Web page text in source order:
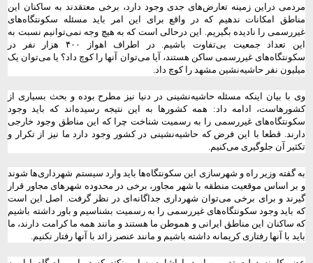
مردمی دراین زمینه تعارض‌های جدی وجود دارد، برخی معتقدند به ساکنان این
مناطق امکانات ندهیم که در واقع برای این امر باید مسئله سکونتگاه‌های
غیررسمی را نادیده بگیریم. این درحالی است که به هیچ وجه نمی‌توانیم نسبت به
این تعداد جمعیت بی‌تفاوت باشیم. در اطراف اهواز ۴۰۰ هزار نفر در
سکونتگاه‌های غیررسمی ساکن هستند، آیا می‌توان آنها را کوچ داد؟ یا می‌توان یک
میلیون نفر حاشیه‌‌نشین مشهد را کوچ داد.
وی با بیان اینکه مسئله حاشیه‌نشینی در دنیا نیز مطرح بوده و بحث بسیاری از
کشورهاست، ادامه داد: همه کشورها به این نتیجه رسیده‌اند که باید وجود
سکونتگاه‌های غیررسمی را به رسمیت شناخت چرا که این مناطق وجود خارجی
دارند. قطعا با این فرض که حاشیه‌نشینی در کشور وجود دارد ما نیز از تکرار و
تکثیر آن جلوگیری می‌کنیم.
به گفته وزیر راه و شهرسازی این سکونتگاه‌ها باید وارد سیستم شهرداری‌ها شوند
و بر اساس موقعیت منطقه با شهر مجاور، برخی در محدوده شهرهای مجاور قرار
گیرند و برای برخی می‌توان شهرداری جداگانه‌ای در نظر گرفت. اصل این است
که باید وجود سکونتگاه‌های غیررسمی را به رسمیت بشناسیم و باور داشته باشیم
که ساکنان این مناطق ایرانی و هموطن ما هستند و مانند همه ما کرامت دارند، ما
باید با آنها رفتاری کریمانه داشته باشیم و مانند عنصر زائد با آنها رفتار نکنیم.